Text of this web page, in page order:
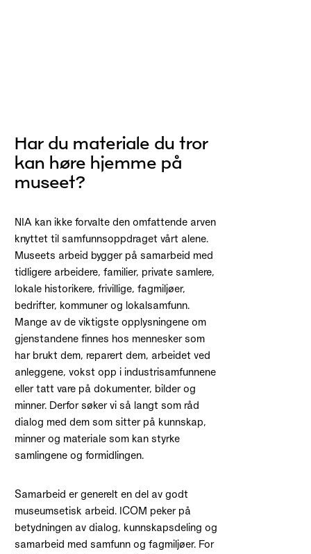
Har du materiale du tror
kan høre hjemme på
museet?
NIA kan ikke forvalte den omfattende arven
knyttet til samfunnsoppdraget vårt alene.
Museets arbeid bygger på samarbeid med
tidligere arbeidere, familier, private samlere,
lokale historikere, frivillige, fagmiljøer,
bedrifter, kommuner og lokalsamfunn.
Mange av de viktigste opplysningene om
gjenstandene finnes hos mennesker som
har brukt dem, reparert dem, arbeidet ved
anleggene, vokst opp i industrisamfunnene
eller tatt vare på dokumenter, bilder og
minner. Derfor søker vi så langt som råd
dialog med dem som sitter på kunnskap,
minner og materiale som kan styrke
samlingene og formidlingen.
Samarbeid er generelt en del av godt
museumsetisk arbeid. ICOM peker på
betydningen av dialog, kunnskapsdeling og
samarbeid med samfunn og fagmiljøer. For